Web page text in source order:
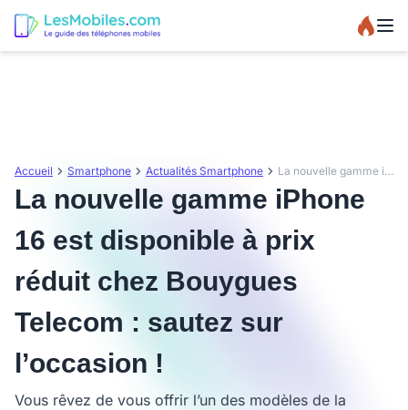
Accueil Smartphone Actualités Smartphone La nouvelle gamme iPhone 16 est disponible à prix réduit chez Bouygues Telecom : sautez sur l’occasion !
La nouvelle gamme iPhone
16 est disponible à prix
réduit chez Bouygues
Telecom : sautez sur
l’occasion !
Vous rêvez de vous offrir l’un des modèles de la